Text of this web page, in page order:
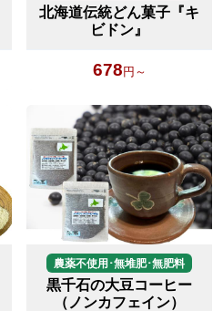
北海道伝統どん菓子『キ
ビドン』
678円～
農薬不使用･無堆肥･無肥料
黒千石の大豆コーヒー
（ノンカフェイン）